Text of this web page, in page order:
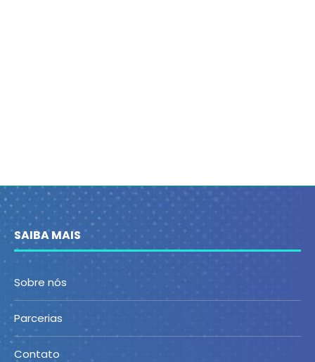
SAIBA MAIS
Sobre nós
Parcerias
Contato